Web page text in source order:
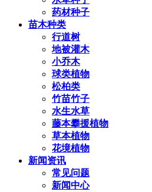
药材种子
苗木种类
行道树
地被灌木
小乔木
球类植物
松柏类
竹苗竹子
水生水草
藤本攀援植物
草本植物
花境植物
新闻资讯
常见问题
新闻中心